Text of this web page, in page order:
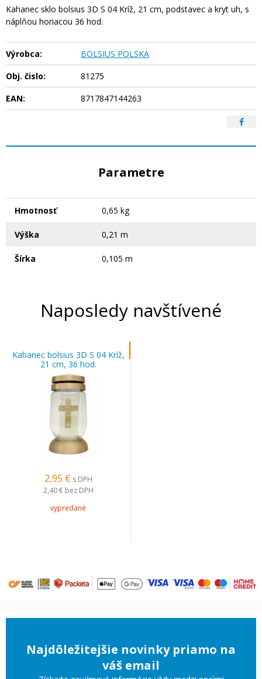
Kahanec sklo bolsius 3D S 04 Kríž, 21 cm, podstavec a kryt uh, s
náplňou horiacou 36 hod.
Výrobca:
BOLSIUS POLSKA
Obj. čislo:
81275
EAN:
8717847144263
Parametre
Hmotnosť 0,65 kg
Výška 0,21 m
Šírka 0,105 m
Naposledy navštívené
Kahanec bolsius 3D S 04 Kríž,
21 cm, 36 hod.
2,95 € s DPH
2,40 € bez DPH
vypredané
Najdôležitejšie novinky priamo na
váš email